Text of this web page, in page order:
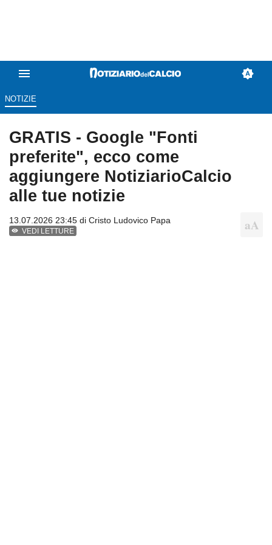
NOTIZIE
GRATIS - Google "Fonti
preferite", ecco come
aggiungere NotiziarioCalcio
alle tue notizie
13.07.2026 23:45 di Cristo Ludovico Papa
VEDI LETTURE